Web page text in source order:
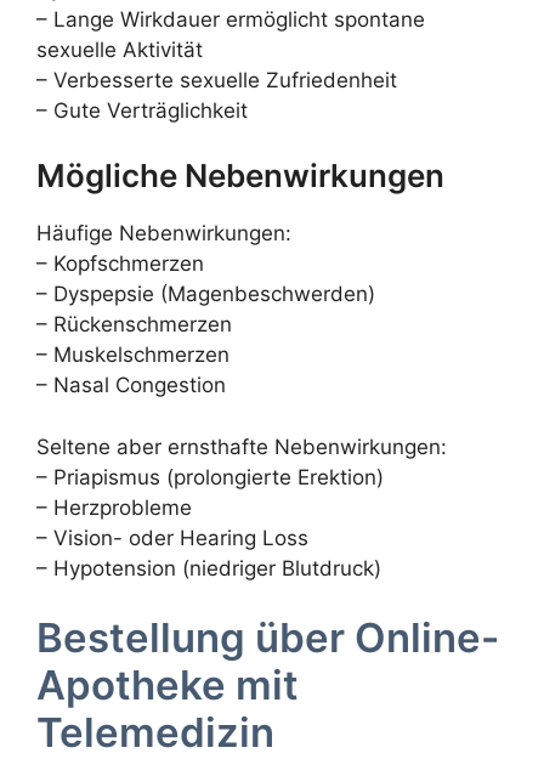
– Lange Wirkdauer ermöglicht spontane
sexuelle Aktivität
– Verbesserte sexuelle Zufriedenheit
– Gute Verträglichkeit
Mögliche Nebenwirkungen
Häufige Nebenwirkungen:
– Kopfschmerzen
– Dyspepsie (Magenbeschwerden)
– Rückenschmerzen
– Muskelschmerzen
– Nasal Congestion
Seltene aber ernsthafte Nebenwirkungen:
– Priapismus (prolongierte Erektion)
– Herzprobleme
– Vision- oder Hearing Loss
– Hypotension (niedriger Blutdruck)
Bestellung über Online-
Apotheke mit
Telemedizin